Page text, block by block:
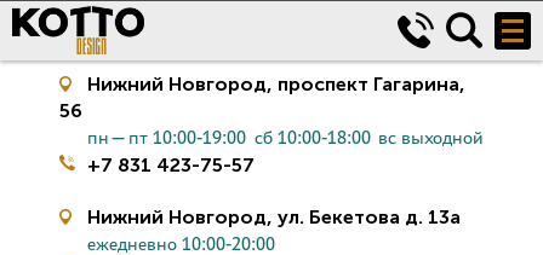
Нижний Новгород, проспект Гагарина,
56
пн—пт 10:00-19:00 сб 10:00-18:00 вс выходной
+7 831 423-75-57
Нижний Новгород, ул. Бекетова д. 13а
ежедневно 10:00-20:00